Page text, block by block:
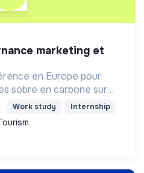
en Europe pour
sobre en carbone sur
aux moyens et aux
Work study Internship